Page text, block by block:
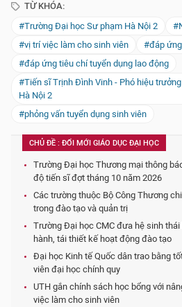
TỪ KHÓA:
#Trường Đại học Sư phạm Hà Nội 2
#vị trí việc làm cho sinh viên
#đáp
#đáp ứng tiêu chí tuyển dụng lao động
#Tiến sĩ Trịnh Đình Vinh - Phó hiệu
Hà Nội 2
#phỏng vấn tuyển dụng sinh viên
CHỦ ĐỀ : ĐỔI MỚI GIÁO DỤC ĐẠI HỌC
Trường Đại học Thương mại thông
độ tiến sĩ đợt tháng 10 năm 2026
Các trường thuộc Bộ Công Thương
trong đào tạo và quản trị
Trường Đại học CMC đưa hệ sinh
hành, tái thiết kế hoạt động đào tạo
Đại học Kinh tế Quốc dân trao bằng
viên đại học chính quy
UTH gắn chính sách học bổng với
việc làm cho sinh viên